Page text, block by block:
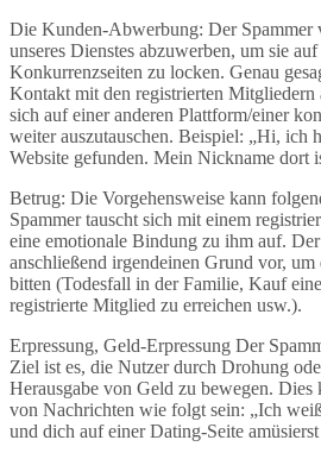
Die Kunden-Abwerbung: Der Spammer
unseres Dienstes abzuwerben, um sie
Konkurrenzseiten zu locken. Genau
Kontakt mit den registrierten Mitgliedern
sich auf einer anderen Plattform/einer
weiter auszutauschen. Beispiel: „Hi, ich
Website gefunden. Mein Nickname dort
Betrug: Die Vorgehensweise kann
Spammer tauscht sich mit einem
eine emotionale Bindung zu ihm auf.
anschließend irgendeinen Grund vor,
bitten (Todesfall in der Familie, Kauf
registrierte Mitglied zu erreichen usw.).
Erpressung, Geld-Erpressung Der
Ziel ist es, die Nutzer durch Drohung
Herausgabe von Geld zu bewegen.
von Nachrichten wie folgt sein: „Ich
und dich auf einer Dating-Seite